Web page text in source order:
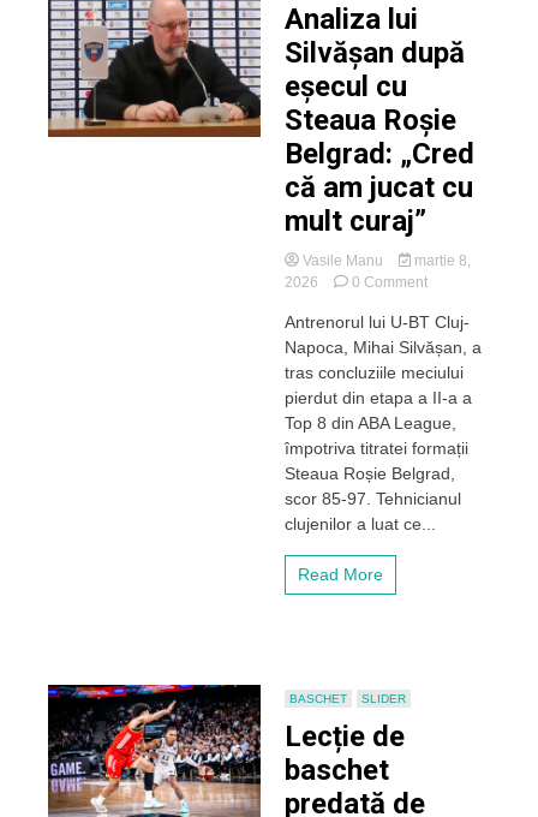
Analiza lui
Silvășan după
eșecul cu
Steaua Roșie
Belgrad: „Cred
că am jucat cu
mult curaj”
Vasile Manu
martie 8,
2026
0 Commenton
lui
Silvășan
după
eșecul
Steaua
Roșie
Belgrad:
„Cred
Antrenorul lui U-BT Cluj-
Napoca, Mihai Silvășan, a
tras concluziile meciului
pierdut din etapa a II-a a
Top 8 din ABA League,
împotriva titratei formații
Steaua Roșie Belgrad,
scor 85-97. Tehnicianul
clujenilor a luat ce...
Read More
BASCHET SLIDER
Lecție de
baschet
predată de